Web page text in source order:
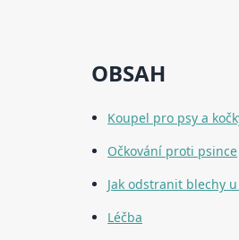
OBSAH
Koupel pro psy a
Očkování proti psince
Jak odstranit blechy
Léčba